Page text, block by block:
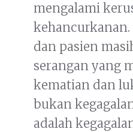
mengalami
kehancurkanan.
dan pasien
serangan yang
kematian dan
bukan
adalah